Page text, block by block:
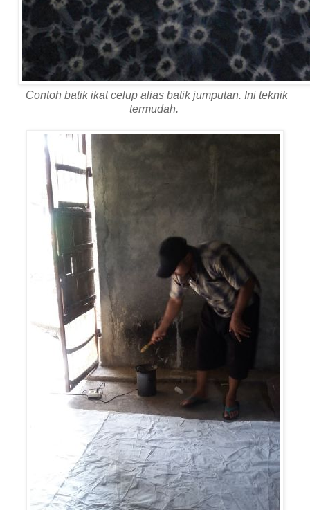
Contoh batik ikat celup alias batik jumputan. Ini teknik
termudah.